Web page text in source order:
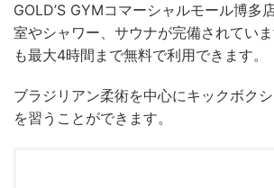
GOLD’S GYMコマーシャルモール博多
室やシャワー、サウナが完備されてい
も最大4時間まで無料で利用できます。
ブラジリアン柔術を中心にキックボク
を習うことができます。